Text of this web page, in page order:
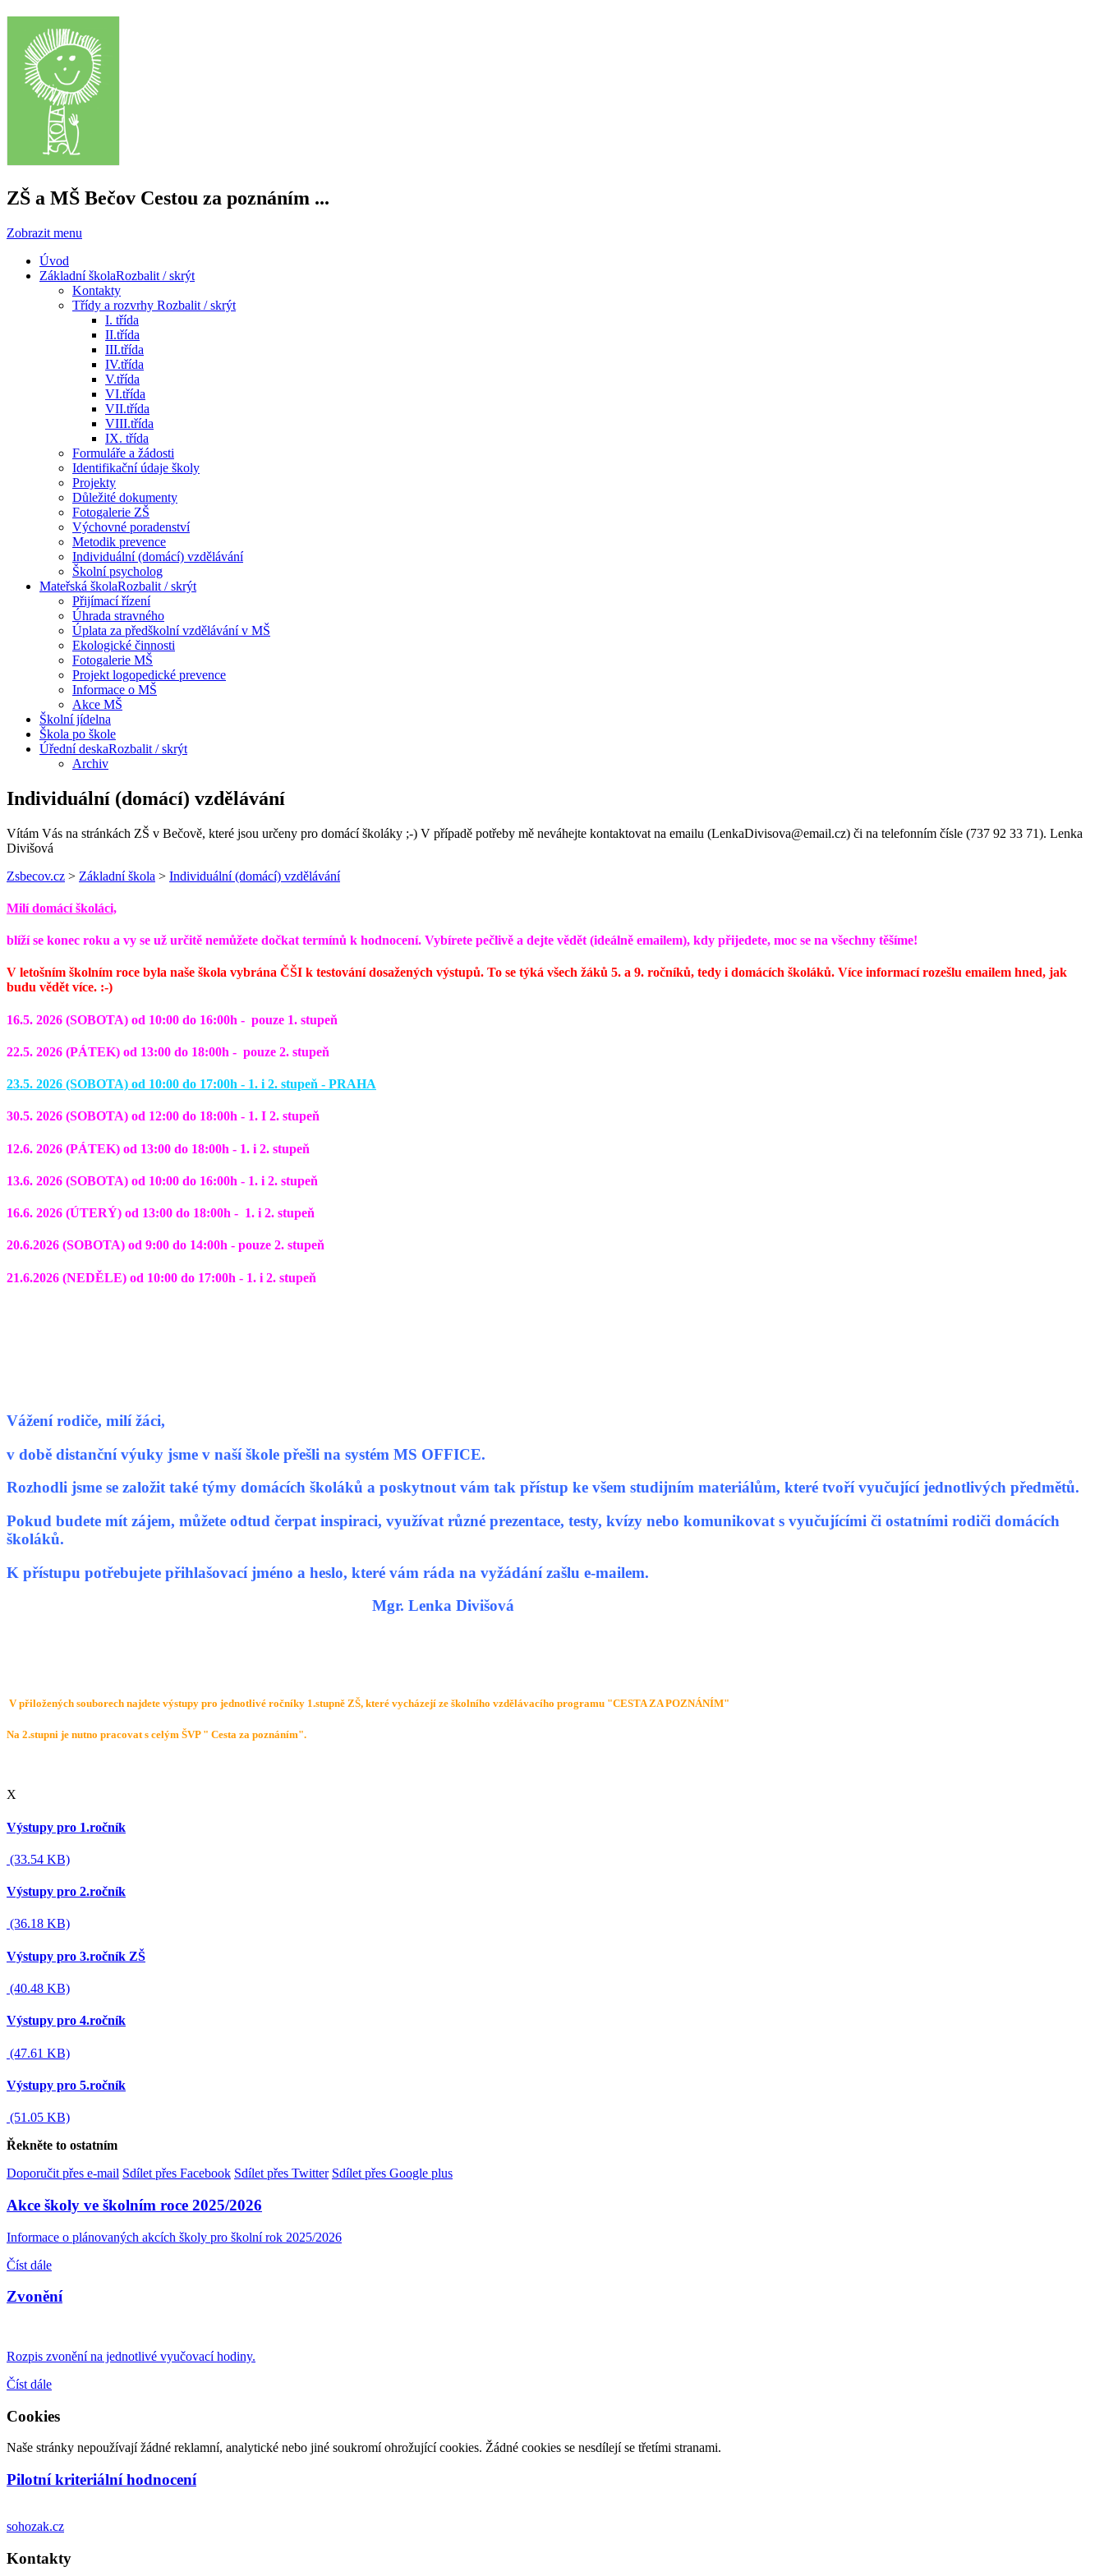
ZŠ a MŠ Bečov Cestou za poznáním ...
Zobrazit menu
Úvod
Základní školaRozbalit / skrýt
Kontakty
Třídy a rozvrhy Rozbalit / skrýt
I. třída
II.třída
III.třída
IV.třída
V.třída
VI.třída
VII.třída
VIII.třída
IX. třída
Formuláře a žádosti
Identifikační údaje školy
Projekty
Důležité dokumenty
Fotogalerie ZŠ
Výchovné poradenství
Metodik prevence
Individuální (domácí) vzdělávání
Školní psycholog
Mateřská školaRozbalit / skrýt
Přijímací řízení
Úhrada stravného
Úplata za předškolní vzdělávání v MŠ
Ekologické činnosti
Fotogalerie MŠ
Projekt logopedické prevence
Informace o MŠ
Akce MŠ
Školní jídelna
Škola po škole
Úřední deskaRozbalit / skrýt
Archiv
Individuální (domácí) vzdělávání
Vítám Vás na stránkách ZŠ v Bečově, které jsou určeny pro domácí školáky ;-) V případě potřeby mě neváhejte kontaktovat na emailu (LenkaDivisova@email.cz) či na telefonním čísle (737 92 33 71). Lenka
Divišová
Zsbecov.cz > Základní škola > Individuální (domácí) vzdělávání
Milí domácí školáci,
blíží se konec roku a vy se už určitě nemůžete dočkat termínů k hodnocení. Vybírete pečlivě a dejte vědět (ideálně emailem), kdy přijedete, moc se na všechny těšíme!
V letošním školním roce byla naše škola vybrána ČŠI k testování dosažených výstupů. To se týká všech žáků 5. a 9. ročníků, tedy i domácích školáků. Více informací rozešlu emailem hned, jak
budu vědět více. :-)
16.5. 2026 (SOBOTA) od 10:00 do 16:00h - pouze 1. stupeň
22.5. 2026 (PÁTEK) od 13:00 do 18:00h - pouze 2. stupeň
23.5. 2026 (SOBOTA) od 10:00 do 17:00h - 1. i 2. stupeň - PRAHA
30.5. 2026 (SOBOTA) od 12:00 do 18:00h - 1. I 2. stupeň
12.6. 2026 (PÁTEK) od 13:00 do 18:00h - 1. i 2. stupeň
13.6. 2026 (SOBOTA) od 10:00 do 16:00h - 1. i 2. stupeň
16.6. 2026 (ÚTERÝ) od 13:00 do 18:00h - 1. i 2. stupeň
20.6.2026 (SOBOTA) od 9:00 do 14:00h - pouze 2. stupeň
21.6.2026 (NEDĚLE) od 10:00 do 17:00h - 1. i 2. stupeň
Vážení rodiče, milí žáci,
v době distanční výuky jsme v naší škole přešli na systém MS OFFICE.
Rozhodli jsme se založit také týmy domácích školáků a poskytnout vám tak přístup ke všem studijním materiálům, které tvoří vyučující jednotlivých předmětů.
Pokud budete mít zájem, můžete odtud čerpat inspiraci, využívat různé prezentace, testy, kvízy nebo komunikovat s vyučujícími či ostatními rodiči domácích
školáků.
K přístupu potřebujete přihlašovací jméno a heslo, které vám ráda na vyžádání zašlu e-mailem.
Mgr. Lenka Divišová
V přiložených souborech najdete výstupy pro jednotlivé ročníky 1.stupně ZŠ, které vycházejí ze školního vzdělávacího programu "CESTA ZA POZNÁNÍM"
Na 2.stupni je nutno pracovat s celým ŠVP " Cesta za poznáním".
X
Výstupy pro 1.ročník
(33.54 KB)
Výstupy pro 2.ročník
(36.18 KB)
Výstupy pro 3.ročník ZŠ
(40.48 KB)
Výstupy pro 4.ročník
(47.61 KB)
Výstupy pro 5.ročník
(51.05 KB)
Řekněte to ostatním
Doporučit přes e-mail Sdílet přes Facebook Sdílet přes Twitter Sdílet přes Google plus
Akce školy ve školním roce 2025/2026
Informace o plánovaných akcích školy pro školní rok 2025/2026
Číst dále
Zvonění
Rozpis zvonění na jednotlivé vyučovací hodiny.
Číst dále
Cookies
Naše stránky nepoužívají žádné reklamní, analytické nebo jiné soukromí ohrožující cookies. Žádné cookies se nesdílejí se třetími stranami.
Pilotní kriteriální hodnocení
sohozak.cz
Kontakty